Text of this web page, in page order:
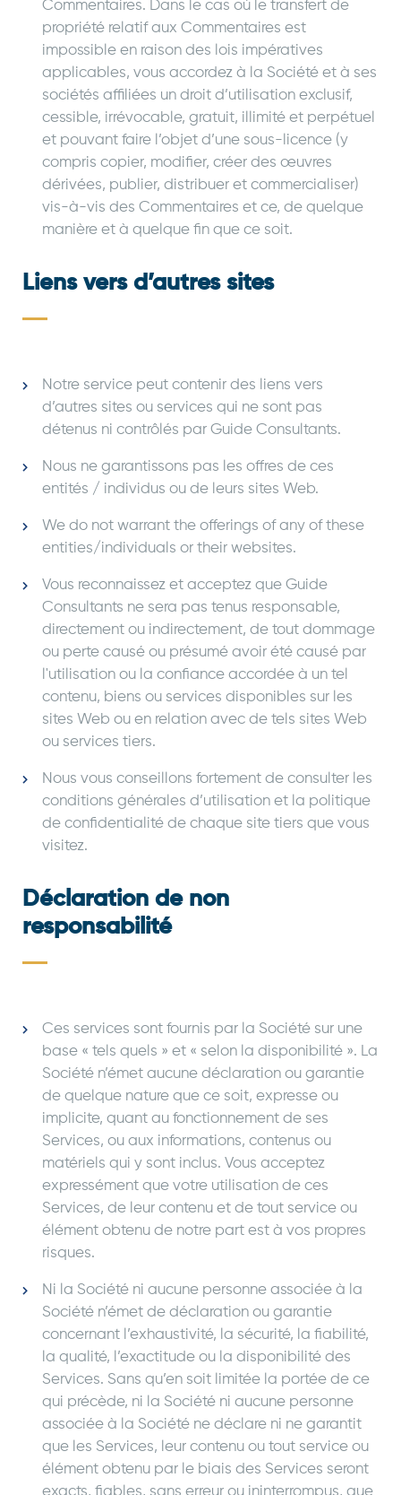
Commentaires. Dans le cas où le transfert de
propriété relatif aux Commentaires est
impossible en raison des lois impératives
applicables, vous accordez à la Société et à ses
sociétés affiliées un droit d’utilisation exclusif,
cessible, irrévocable, gratuit, illimité et perpétuel
et pouvant faire l’objet d’une sous-licence (y
compris copier, modifier, créer des œuvres
dérivées, publier, distribuer et commercialiser)
vis-à-vis des Commentaires et ce, de quelque
manière et à quelque fin que ce soit.
Liens vers d’autres sites
Notre service peut contenir des liens vers
d’autres sites ou services qui ne sont pas
détenus ni contrôlés par Guide Consultants.
Nous ne garantissons pas les offres de ces
entités / individus ou de leurs sites Web.
We do not warrant the offerings of any of these
entities/individuals or their websites.
Vous reconnaissez et acceptez que Guide
Consultants ne sera pas tenus responsable,
directement ou indirectement, de tout dommage
ou perte causé ou présumé avoir été causé par
l'utilisation ou la confiance accordée à un tel
contenu, biens ou services disponibles sur les
sites Web ou en relation avec de tels sites Web
ou services tiers.
Nous vous conseillons fortement de consulter les
conditions générales d’utilisation et la politique
de confidentialité de chaque site tiers que vous
visitez.
Déclaration de non
responsabilité
Ces services sont fournis par la Société sur une
base « tels quels » et « selon la disponibilité ». La
Société n’émet aucune déclaration ou garantie
de quelque nature que ce soit, expresse ou
implicite, quant au fonctionnement de ses
Services, ou aux informations, contenus ou
matériels qui y sont inclus. Vous acceptez
expressément que votre utilisation de ces
Services, de leur contenu et de tout service ou
élément obtenu de notre part est à vos propres
risques.
Ni la Société ni aucune personne associée à la
Société n’émet de déclaration ou garantie
concernant l’exhaustivité, la sécurité, la fiabilité,
la qualité, l’exactitude ou la disponibilité des
Services. Sans qu’en soit limitée la portée de ce
qui précède, ni la Société ni aucune personne
associée à la Société ne déclare ni ne garantit
que les Services, leur contenu ou tout service ou
élément obtenu par le biais des Services seront
exacts, fiables, sans erreur ou ininterrompus, que